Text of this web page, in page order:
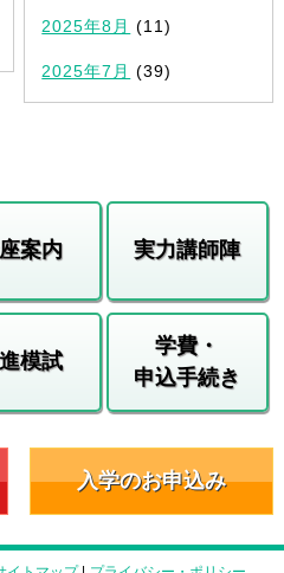
2025年8月 (11)
2025年7月 (39)
案内 実力講師陣
模試
学費・
申込手続き
入学のお申込み